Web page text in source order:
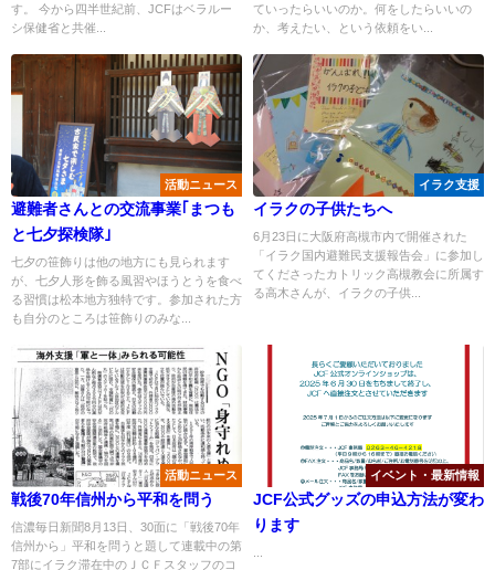
す。 今から四半世紀前、JCFはベラルー
シ保健省と共催...
ていったらいいのか。何をしたらいいの
か、考えたい、という依頼をい...
活動ニュース
避難者さんとの交流事業｢まつも
と七夕探検隊｣
七夕の笹飾りは他の地方にも見られます
が、七夕人形を飾る風習やほうとうを食べ
る習慣は松本地方独特です。参加された方
も自分のところは笹飾りのみな...
イラク支援
イラクの子供たちへ
6月23日に大阪府高槻市内で開催された
「イラク国内避難民支援報告会」に参加し
てくださったカトリック高槻教会に所属す
る高木さんが、イラクの子供...
活動ニュース
戦後70年信州から平和を問う
信濃毎日新聞8月13日、30面に「戦後70年
信州から」平和を問うと題して連載中の第
7部にイラク滞在中のＪＣＦスタッフのコ
イベント・最新情報
JCF公式グッズの申込方法が変わ
ります